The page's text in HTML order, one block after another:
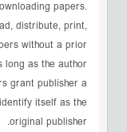
papers.
distribute, print,
without a prior
long as the author
grant publisher a
itself as the
original publisher.